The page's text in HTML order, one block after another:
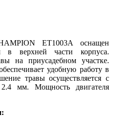
ET1003А оснащен
в верхней части корпуса.
на приусадебном участке.
удобную работу в
травы осуществляется с
мм. Мощность двигателя